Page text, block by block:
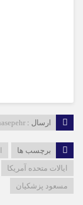
ارسال :
برچسب ها
ایالات متحده آمریکا
مسعود پزشکیان